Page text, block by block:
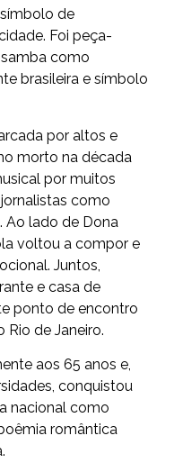
de
Foi peça-
como
brasileira e símbolo
por altos e
morto na década
por muitos
como
Ao lado de Dona
voltou a compor e
Juntos,
e casa de
ponto de encontro
Rio de Janeiro.
aos 65 anos e,
conquistou
nacional como
romântica